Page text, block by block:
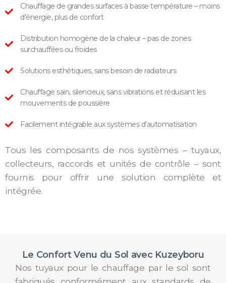
Chauffage de grandes surfaces à basse température – moins
d'énergie, plus de confort
Distribution homogène de la chaleur – pas de zones
surchauffées ou froides
Solutions esthétiques, sans besoin de radiateurs
Chauffage sain, silencieux, sans vibrations et réduisant les
mouvements de poussière
Facilement intégrable aux systèmes d'automatisation
Tous les composants de nos systèmes – tuyaux,
collecteurs, raccords et unités de contrôle – sont
fournis pour offrir une solution complète et
intégrée.
Le Confort Venu du Sol avec Kuzeyboru
Nos tuyaux pour le chauffage par le sol sont